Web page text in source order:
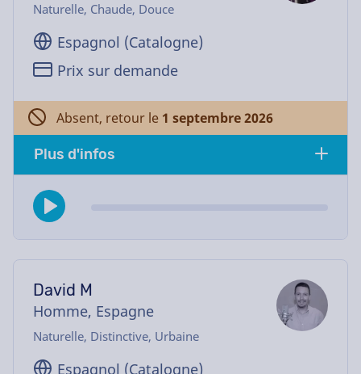
Naturelle, Chaude, Douce
Espagnol (Catalogne)
Prix sur demande
Absent, retour le 1 septembre 2026
Plus d'infos
David M
Homme, Espagne
Naturelle, Distinctive, Urbaine
Espagnol (Catalogne)